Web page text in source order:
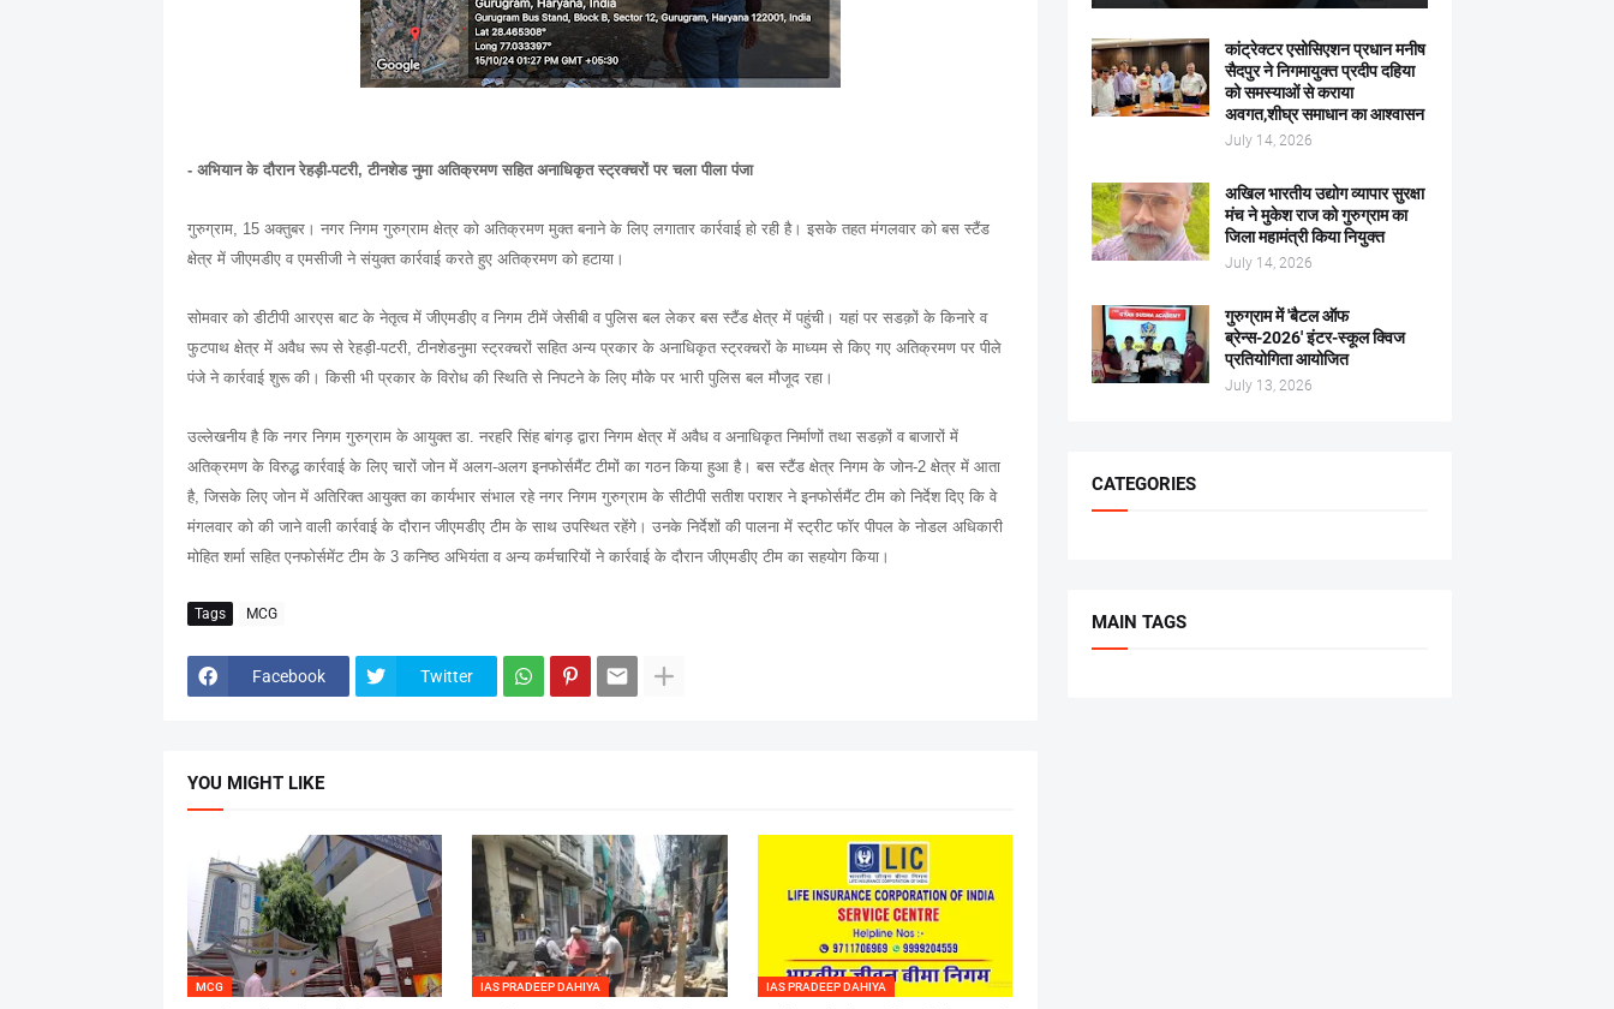
- अभियान के दौरान रेहड़ी-पटरी, टीनशेड नुमा अतिक्रमण सहित अनाधिकृत स्ट्रक्चरों पर चला पीला पंजा
गुरुग्राम, 15 अक्तुबर। नगर निगम गुरुग्राम क्षेत्र को अतिक्रमण मुक्त बनाने के लिए लगातार कार्रवाई हो रही है। इसके तहत मंगलवार को बस स्टैंड
क्षेत्र में जीएमडीए व एमसीजी ने संयुक्त कार्रवाई करते हुए अतिक्रमण को हटाया।
सोमवार को डीटीपी आरएस बाट के नेतृत्व में जीएमडीए व निगम टीमें जेसीबी व पुलिस बल लेकर बस स्टैंड क्षेत्र में पहुंची। यहां पर सडक़ों के किनारे व
फुटपाथ क्षेत्र में अवैध रूप से रेहड़ी-पटरी, टीनशेडनुमा स्ट्रक्चरों सहित अन्य प्रकार के अनाधिकृत स्ट्रक्चरों के माध्यम से किए गए अतिक्रमण पर पीले
पंजे ने कार्रवाई शुरू की। किसी भी प्रकार के विरोध की स्थिति से निपटने के लिए मौके पर भारी पुलिस बल मौजूद रहा।
उल्लेखनीय है कि नगर निगम गुरुग्राम के आयुक्त डा. नरहरि सिंह बांगड़ द्वारा निगम क्षेत्र में अवैध व अनाधिकृत निर्माणों तथा सडक़ों व बाजारों में
अतिक्रमण के विरुद्ध कार्रवाई के लिए चारों जोन में अलग-अलग इनफोर्समैंट टीमों का गठन किया हुआ है। बस स्टैंड क्षेत्र निगम के जोन-2 क्षेत्र में आता
है, जिसके लिए जोन में अतिरिक्त आयुक्त का कार्यभार संभाल रहे नगर निगम गुरुग्राम के सीटीपी सतीश पराशर ने इनफोर्समैंट टीम को निर्देश दिए कि वे
मंगलवार को की जाने वाली कार्रवाई के दौरान जीएमडीए टीम के साथ उपस्थित रहेंगे। उनके निर्देशों की पालना में स्ट्रीट फॉर पीपल के नोडल अधिकारी
मोहित शर्मा सहित एनफोर्समेंट टीम के 3 कनिष्ठ अभियंता व अन्य कर्मचारियों ने कार्रवाई के दौरान जीएमडीए टीम का सहयोग किया।
Tags MCG
Facebook Twitter
YOU MIGHT LIKE
MCG IAS PRADEEP DAHIYA IAS PRADEEP DAHIYA
कांट्रेक्टर एसोसिएशन प्रधान मनीष
सैदपुर ने निगमायुक्त प्रदीप दहिया
को समस्याओं से कराया
अवगत,शीघ्र समाधान का आश्वासन
July 14, 2026
अखिल भारतीय उद्योग व्यापार सुरक्षा
मंच ने मुकेश राज को गुरुग्राम का
जिला महामंत्री किया नियुक्त
July 14, 2026
गुरुग्राम में 'बैटल ऑफ
ब्रेन्स-2026' इंटर-स्कूल क्विज
प्रतियोगिता आयोजित
July 13, 2026
CATEGORIES
MAIN TAGS